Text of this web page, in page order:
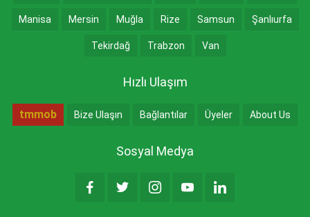
Manisa Mersin Muğla Rize Samsun Şanlıurfa
Tekirdağ Trabzon Van
Hızlı Ulaşım
tmmob Bize Ulaşın Bağlantılar Üyeler About Us
Sosyal Medya